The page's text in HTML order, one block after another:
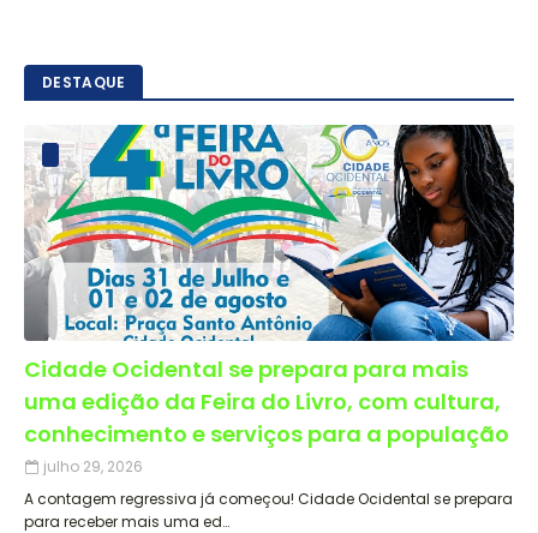
DESTAQUE
Cidade Ocidental se prepara para mais
uma edição da Feira do Livro, com cultura,
conhecimento e serviços para a população
julho 29, 2026
A contagem regressiva já começou! Cidade Ocidental se prepara
para receber mais uma ed…